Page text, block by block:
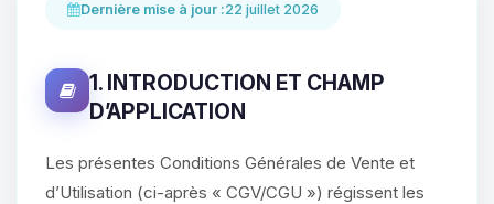
Dernière mise à jour :22 juillet 2026
1. INTRODUCTION ET CHAMP
D’APPLICATION
Les présentes Conditions Générales de Vente et
d’Utilisation (ci-après « CGV/CGU ») régissent les